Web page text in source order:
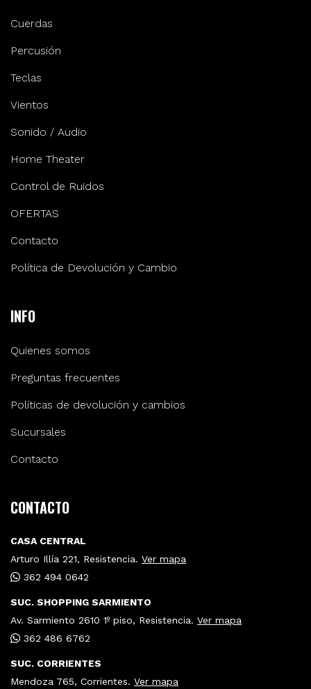
Cuerdas
Percusión
Teclas
Vientos
Sonido / Audio
Home Theater
Control de Ruidos
OFERTAS
Contacto
Política de Devolución y Cambio
INFO
Quienes somos
Preguntas frecuentes
Políticas de devolución y cambios
Sucursales
Contacto
CONTACTO
CASA CENTRAL
Arturo Illía 221, Resistencia. Ver mapa
362 494 0642
SUC. SHOPPING SARMIENTO
Av. Sarmiento 2610 1º piso, Resistencia. Ver mapa
362 486 6762
SUC. CORRIENTES
Mendoza 765, Corrientes. Ver mapa